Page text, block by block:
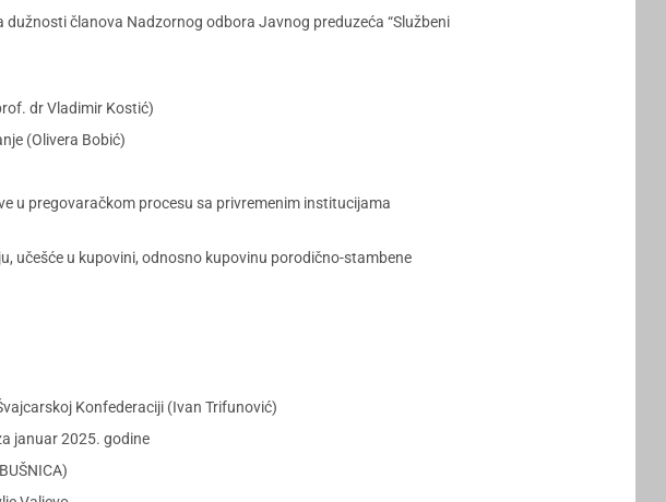
članova Nadzornog odbora Javnog preduzeća “Službeni
dr Vladimir Kostić)
(Olivera Bobić)
u pregovaračkom procesu sa privremenim institucijama
učešće u kupovini, odnosno kupovinu porodično-stambene
Konfederaciji (Ivan Trifunović)
januar 2025. godine